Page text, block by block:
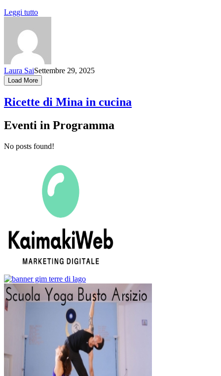
Leggi tutto
Laura SaiSettembre 29, 2025
Load More
Ricette di Mina in cucina
Eventi in Programma
No posts found!